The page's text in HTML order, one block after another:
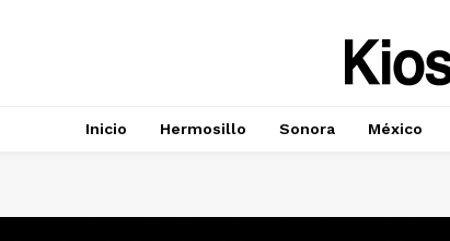
Inicio Hermosillo Sonora México